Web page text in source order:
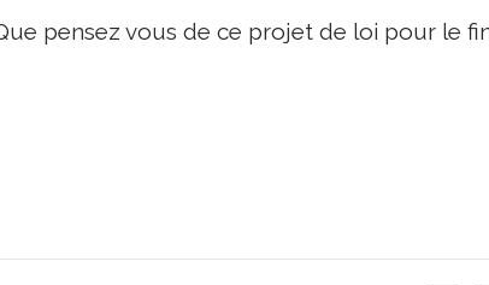
pensez vous de ce projet de loi pour le